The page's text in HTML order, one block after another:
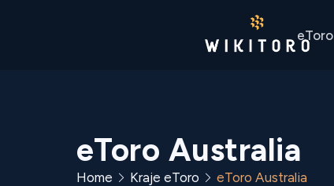
eToro
eToro Australia
Home Kraje eToro eToro Australia